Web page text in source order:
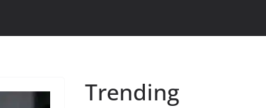
Trending